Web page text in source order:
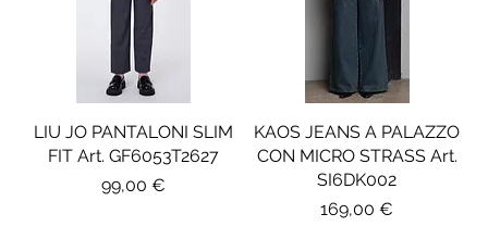
LIU JO PANTALONI SLIM
FIT Art. GF6053T2627
Prezzo
99,00 €
KAOS JEANS A PALAZZO
CON MICRO STRASS Art.
SI6DK002
Prezzo
169,00 €